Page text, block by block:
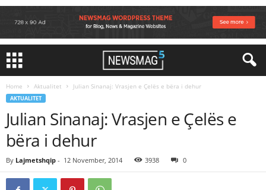
Home Aktualitet Julian Sinanaj: Vrasjen e Çelës e bëra i dehur
AKTUALITET
Julian Sinanaj: Vrasjen e Çelës e
bëra i dehur
By Lajmetshqip - 12 November, 2014 3938 0